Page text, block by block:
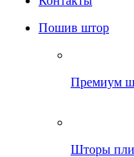
Пошив штор
Премиум
Шторы